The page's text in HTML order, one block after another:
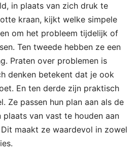
in plaats van zich druk te
kraan, kijkt welke simpele
om het probleem tijdelijk of
Ten tweede hebben ze een
Praten over problemen is
denken betekent dat je ook
En ten derde zijn praktisch
Ze passen hun plan aan als de
van vast te houden aan
maakt ze waardevol in zowel